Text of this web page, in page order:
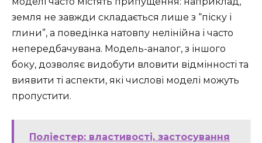
земля не завжди складається лише з “піску і
глини”, а поведінка натовпу нелінійна і часто
непередбачувана. Модель-аналог, з іншого
боку, дозволяє видобути вловити відмінності та
виявити ті аспекти, які числові моделі можуть
пропустити.
Поліестер: властивості, застосування